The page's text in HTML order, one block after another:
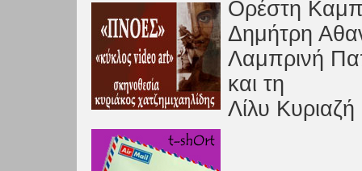
Ορέστη
Δημήτρη
Λαμπρινή
και τη
Λίλυ Κυριαζή